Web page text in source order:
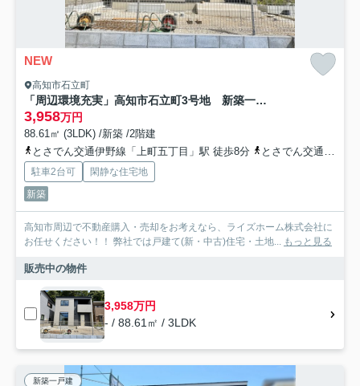
NEW
高知市石立町
「周辺環境充実」高知市石立町3号地 新築一戸建て
3,958万円
88.61㎡ (3LDK) /新築 /2階建
とさでん交通伊野線「上町五丁目」駅 徒歩8分
とさでん交通「石立神社前」バス停下車 徒歩2分
駐車2台可
閑静な住宅地
新築
高知市周辺で不動産購入・売却をお考えなら、ライズホーム株式会社に
お任せください！！ 弊社では戸建て(新・中古)住宅・土地... もっと見る
販売中の物件
3,958万円
- / 88.61㎡ / 3LDK
新築一戸建